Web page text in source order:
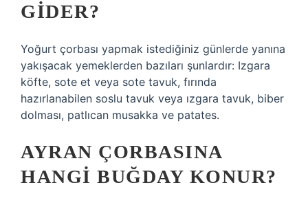
GIDER?
Yoğurt çorbası yapmak istediğiniz günlerde yanına
yakışacak yemeklerden bazıları şunlardır: Izgara
köfte, sote et veya sote tavuk, fırında
hazırlanabilen soslu tavuk veya ızgara tavuk, biber
dolması, patlıcan musakka ve patates.
AYRAN ÇORBASINA
HANGI BUĞDAY KONUR?